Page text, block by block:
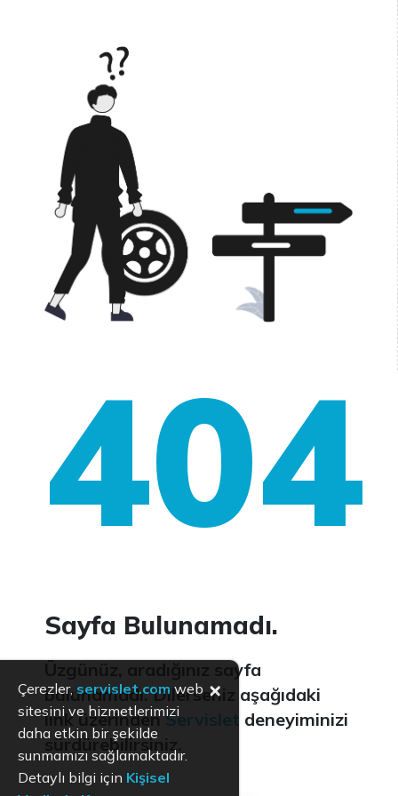
404
Sayfa Bulunamadı.
Üzgünüz, aradığınız sayfa
bulunamadı. Dilerseniz aşağıdaki
link üzerindenServislet deneyiminizi
sürdürebilirsiniz.
Çerezler, servislet.com web
sitesini ve hizmetlerimizi
daha etkin bir şekilde
sunmamızı sağlamaktadır.
Detaylı bilgi için Kişisel
×